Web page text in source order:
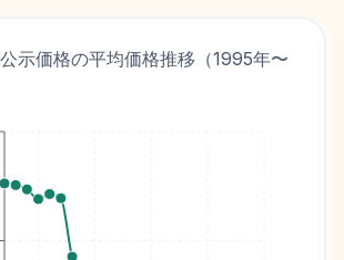
示価格の平均価格推移（1995年〜